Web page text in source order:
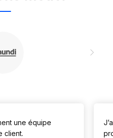
une équipe
client.